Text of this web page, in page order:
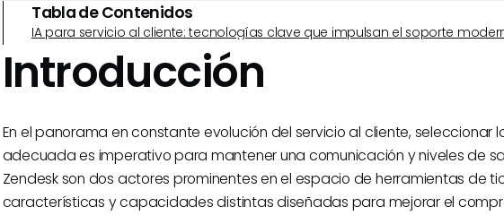
Tabla de Contenidos
IA para servicio al cliente: tecnologías clave que impulsan el soporte
Introducción
En el panorama en constante evolución del servicio al cliente, seleccionar
adecuada es imperativo para mantener una comunicación y niveles de
Zendesk son dos actores prominentes en el espacio de herramientas de
características y capacidades distintas diseñadas para mejorar el